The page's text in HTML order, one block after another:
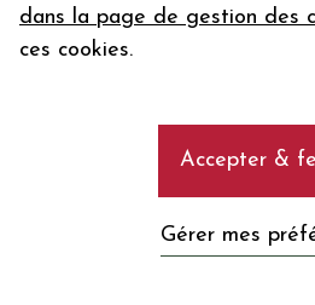
dans la page de gestion des
ces cookies.
Accepter &
Gérer mes
En m’abonnant, j’accepte